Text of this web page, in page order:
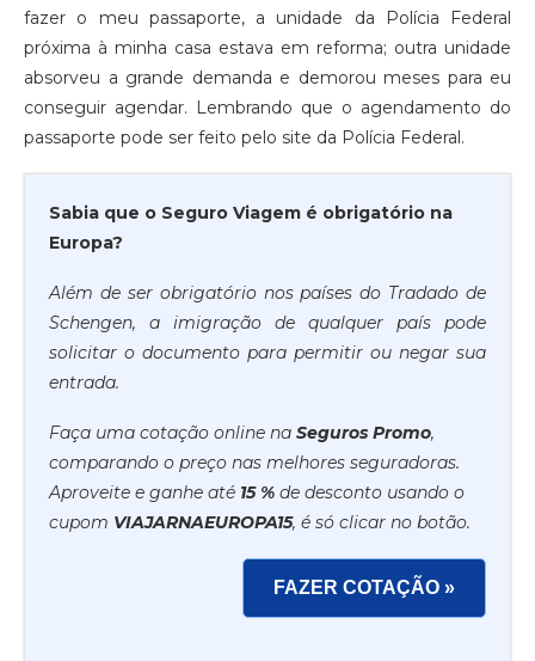
fazer o meu passaporte, a unidade da Polícia Federal
próxima à minha casa estava em reforma; outra unidade
absorveu a grande demanda e demorou meses para eu
conseguir agendar. Lembrando que o agendamento do
passaporte pode ser feito pelo site da Polícia Federal.
Sabia que o Seguro Viagem é obrigatório na
Europa?
Além de ser obrigatório nos países do Tradado de
Schengen, a imigração de qualquer país pode
solicitar o documento para permitir ou negar sua
entrada.
Faça uma cotação online na Seguros Promo,
comparando o preço nas melhores seguradoras.
Aproveite e ganhe até 15 % de desconto usando o
cupom VIAJARNAEUROPA15, é só clicar no botão.
FAZER COTAÇÃO »